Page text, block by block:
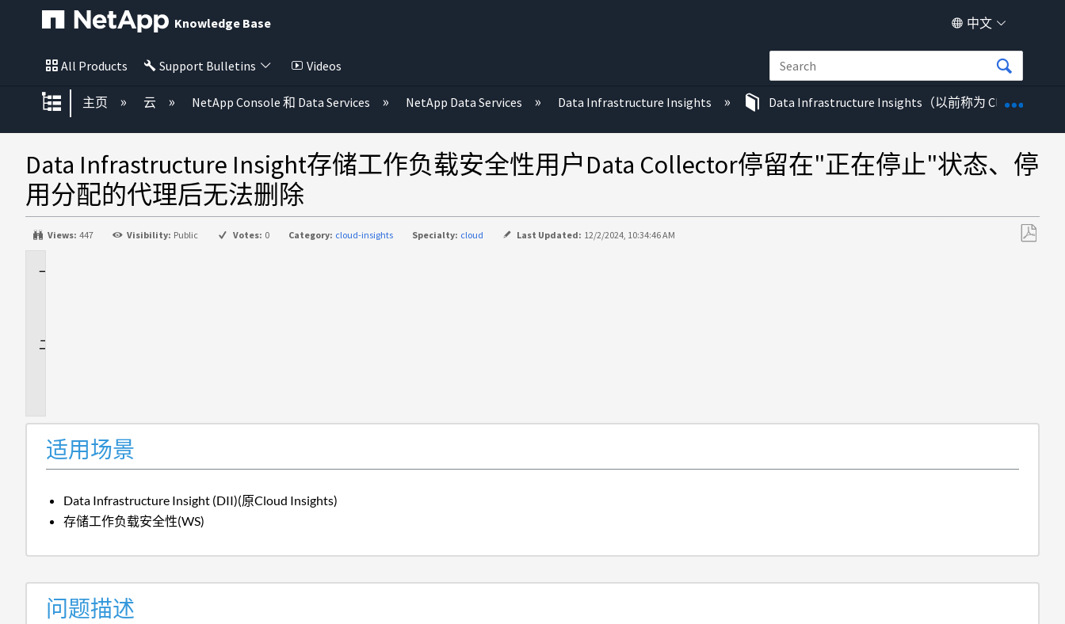
Knowledge Base 中文
All Products Support Bulletins Videos
扩展/隐缩全局层次
主页 云 NetApp Console 和 Data Services NetApp Data Services Data Infrastructure Insights Data Infrastructure Insights（以前称为 Cloud
Data Infrastructure Insight存储工作负载安全性用户Data Collector停留在"正在停止"状态、停
用分配的代理后无法删除
Views: 447 Visibility: Public Votes: 0 Category: cloud-insights Specialty: cloud Last Updated: 12/2/2024, 10:34:46 AM
适用场景
Data Infrastructure Insight (DII)(原Cloud Insights)
存储工作负载安全性(WS)
问题描述